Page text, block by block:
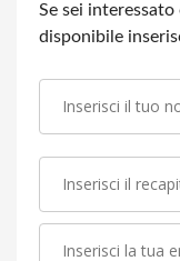
Se sei
disponibile